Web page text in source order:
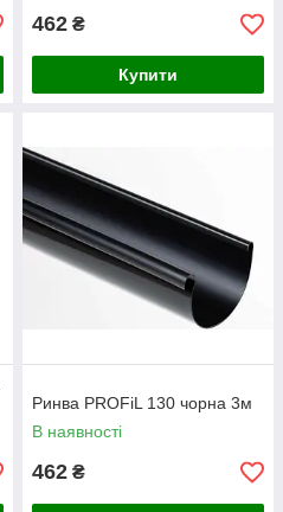
462 ₴
Купити
Ринва PROFiL 130 чорна 3м
В наявності
462 ₴